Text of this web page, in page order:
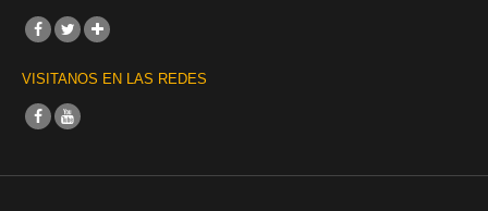
VISITANOS EN LAS REDES